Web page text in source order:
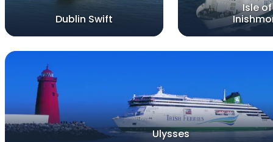
Dublin Swift
Isle of
Ulysses